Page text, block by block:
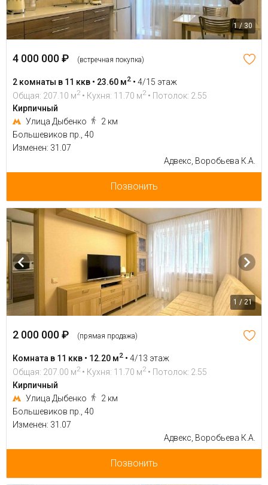
1 / 30
4 000 000 ₽ (встречная покупка)
2 комнаты в 11 ккв • 23.60 м2 • 4/15 этаж
Общая: 207.10 м2 • Кухня: 11.70 м2 • Потолок: 2.55
Кирпичный
Улица Дыбенко
2 км
Большевиков пр., 40
Изменен: 31.07
Адвекс, Воробьева К.А.
Позвонить
1 / 21
2 000 000 ₽ (прямая продажа)
Комната в 11 ккв • 12.20 м2 • 4/13 этаж
Общая: 207.00 м2 • Кухня: 11.70 м2 • Потолок: 2.55
Кирпичный
Улица Дыбенко
2 км
Большевиков пр., 40
Изменен: 31.07
Адвекс, Воробьева К.А.
Позвонить